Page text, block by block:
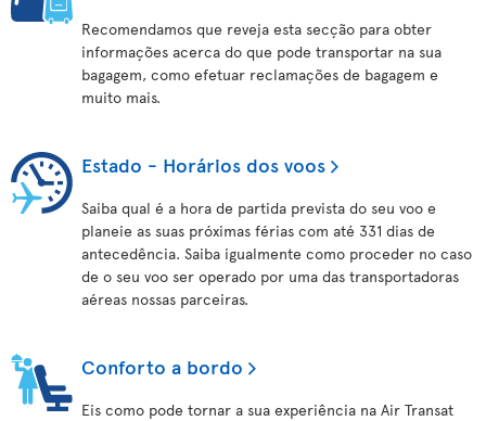
Recomendamos que reveja esta secção para obter
informações acerca do que pode transportar na sua
bagagem, como efetuar reclamações de bagagem e
muito mais.
Estado - Horários dos voos
Saiba qual é a hora de partida prevista do seu voo e
planeie as suas próximas férias com até 331 dias de
antecedência. Saiba igualmente como proceder no caso
de o seu voo ser operado por uma das transportadoras
aéreas nossas parceiras.
Conforto a bordo
Eis como pode tornar a sua experiência na Air Transat